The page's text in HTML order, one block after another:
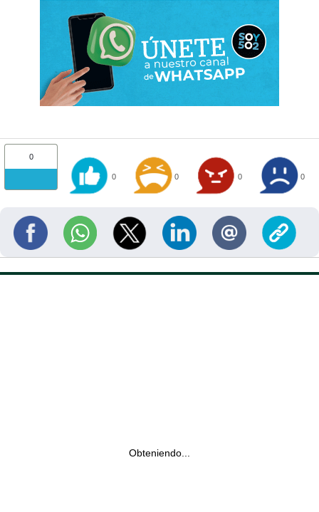
0
0 0 0 0
Obteniendo...